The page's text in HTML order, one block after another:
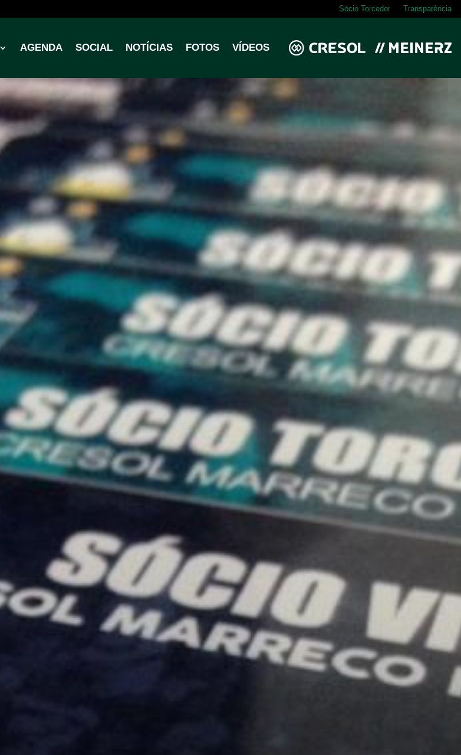
Sócio Torcedor Transparência
AGENDA SOCIAL NOTÍCIAS FOTOS VÍDEOS